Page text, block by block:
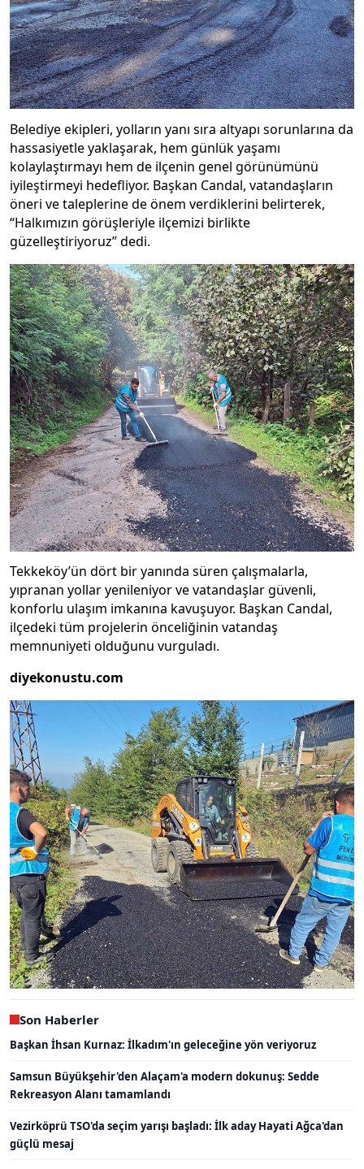
Belediye ekipleri, yolların yanı sıra altyapı sorunlarına da
hassasiyetle yaklaşarak, hem günlük yaşamı
kolaylaştırmayı hem de ilçenin genel görünümünü
iyileştirmeyi hedefliyor. Başkan Candal, vatandaşların
öneri ve taleplerine de önem verdiklerini belirterek,
“Halkımızın görüşleriyle ilçemizi birlikte
güzelleştiriyoruz” dedi.
Tekkeköy’ün dört bir yanında süren çalışmalarla,
yıpranan yollar yenileniyor ve vatandaşlar güvenli,
konforlu ulaşım imkanına kavuşuyor. Başkan Candal,
ilçedeki tüm projelerin önceliğinin vatandaş
memnuniyeti olduğunu vurguladı.
diyekonustu.com
Son Haberler
Başkan İhsan Kurnaz: İlkadım'ın geleceğine yön veriyoruz
Samsun Büyükşehir'den Alaçam'a modern dokunuş: Sedde
Rekreasyon Alanı tamamlandı
Vezirköprü TSO'da seçim yarışı başladı: İlk aday Hayati Ağca'dan
güçlü mesaj